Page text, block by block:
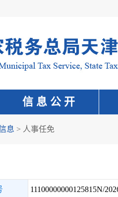
信 息 公 开
息 > 人事任免
11100000000125815N/